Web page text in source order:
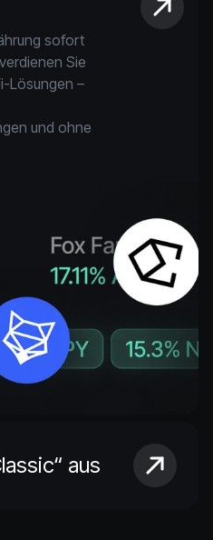
sofort
Sie
Lösungen –
und ohne
aus